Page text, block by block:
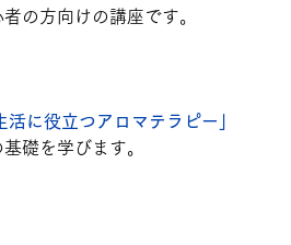
の方向けの講座です。
活に役立つアロマテラピー」
礎を学びます。